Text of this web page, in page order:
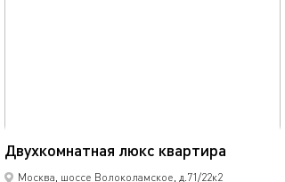
Двухкомнатная люкс квартира
Москва, шоссе Волоколамское, д.71/22к2